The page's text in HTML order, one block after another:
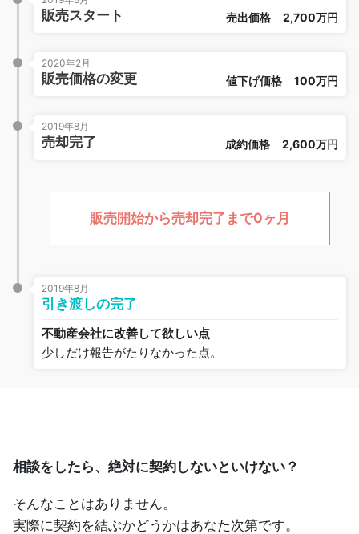
販売スタート 売出価格 2,700万円
2020年2月
販売価格の変更 値下げ価格 100万円
2019年8月
売却完了 成約価格 2,600万円
販売開始から売却完了まで0ヶ月
2019年8月
引き渡しの完了
不動産会社に改善して欲しい点
少しだけ報告がたりなかった点。
相談をしたら、絶対に契約しないといけない？
そんなことはありません。
実際に契約を結ぶかどうかはあなた次第です。